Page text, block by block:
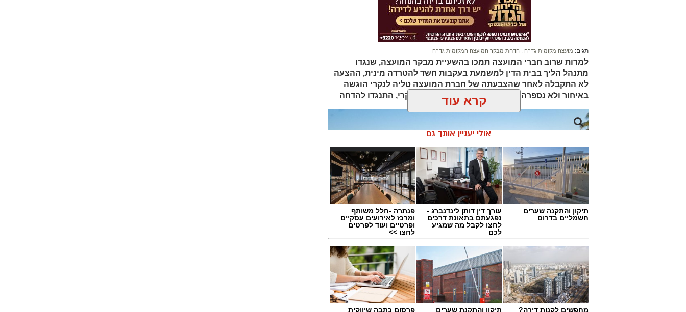
תגים: מועצה מקומית גדרה , הדחת מבקר המועצה המקומית גדרה
למרות שרוב חברי המועצה תמכו בהשעיית מבקר המועצה, שנגדו
מתנהל הליך בבית הדין למשמעת בעקבות חשד להטרדה מינית, ההצעה
לא התקבלה לאחר שהצבעתה של חברת המועצה טליה לנקרי הוגשה
באיחור ולא נספרה. כל חברי האופוזיציה, למעט לנקרי, התנגדו להדחה
בניין המועצה המקומית גדרה
קרא עוד
אולי יעניין אותך גם
תיקון והתקנה שערים
חשמליים בדרום
עורך דין דותן לינדנברג -
נפגעתם בתאונת דרכים
לחצו לקבל מה שמגיע
לכם
פנתרה -חלל משותף
ומרכז לאירועים עסקיים
ופרטיים ועוד לפרטים
לחצו >>
מחפשים לקנות דירה?
תיקון והתקנת שערים
פרסום כתבה שיווקית